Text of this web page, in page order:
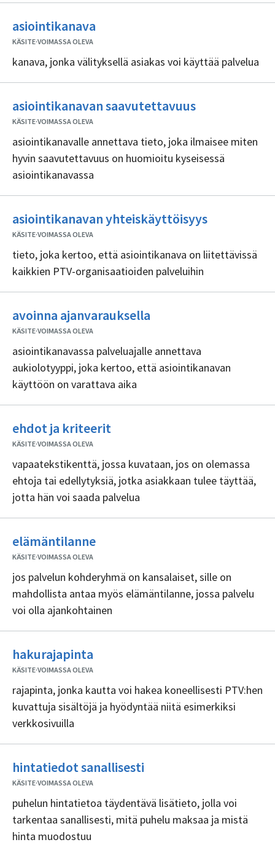
asiointikanava
KÄSITE·VOIMASSA OLEVA
kanava, jonka välityksellä asiakas voi käyttää palvelua
asiointikanavan saavutettavuusEi
KÄSITE·VOIMASSA OLEVA
asiointikanavalle annettava tieto, joka ilmaisee miten
hyvin saavutettavuus on huomioitu kyseisessä
asiointikanavassa
asiointikanavan yhteiskäyttöisyysEi
KÄSITE·VOIMASSA OLEVA
tieto, joka kertoo, että asiointikanava on liitettävissä
kaikkien PTV-organisaatioiden palveluihin
avoinna ajanvarauksella
KÄSITE·VOIMASSA OLEVA
asiointikanavassa palveluajalle annettava
aukiolotyyppi, joka kertoo, että asiointikanavan
käyttöön on varattava aika
ehdot ja kriteerit
sisällöntuottajia
KÄSITE·VOIMASSA OLEVA
vapaatekstikenttä, jossa kuvataan, jos on olemassa
ehtoja tai edellytyksiä, jotka asiakkaan tulee täyttää,
jotta hän voi saada palvelua
elämäntilanneEi
KÄSITE·VOIMASSA OLEVA
jos palvelun kohderyhmä on kansalaiset, sille on
mahdollista antaa myös elämäntilanne, jossa palvelu
voi olla ajankohtainen
hakurajapinta
KÄSITE·VOIMASSA OLEVA
rajapinta, jonka kautta voi hakea koneellisesti PTV:hen
kuvattuja sisältöjä ja hyödyntää niitä esimerkiksi
verkkosivuilla
hintatiedot sanallisesti
KÄSITE·VOIMASSA OLEVA
puhelun hintatietoa täydentävä lisätieto, jolla voi
tarkentaa sanallisesti, mitä puhelu maksaa ja mistä
hinta muodostuu